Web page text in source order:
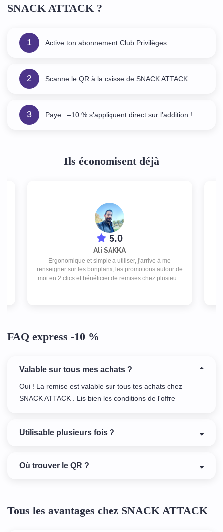
SNACK ATTACK ?
1 Active ton abonnement Club Privilèges
2 Scanne le QR à la caisse de SNACK ATTACK
3 Paye : –10 % s’appliquent direct sur l’addition !
Ils économisent déjà
5.0
Ali SAKKA
Ergonomique et simple a utiliser, j'arrive à me
renseigner sur les bonplans, les promotions autour de
moi en 2 clics et bénéficier de remises chez plusieurs
FAQ express -10 %
Valable sur tous mes achats ?
Oui ! La remise est valable sur tous tes achats chez
SNACK ATTACK . Lis bien les conditions de l'offre
Utilisable plusieurs fois ?
Où trouver le QR ?
Tous les avantages chez SNACK ATTACK